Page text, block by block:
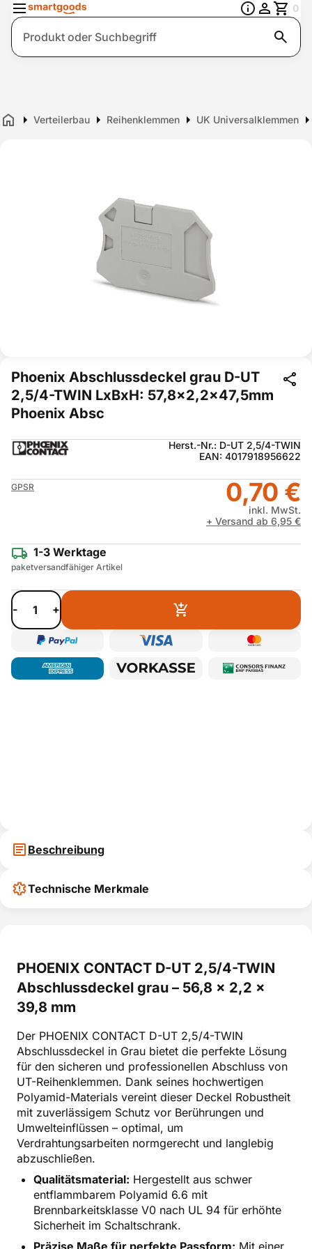
Suche
0
Home Verteilerbau Reihenklemmen UK Universalklemmen
Phoenix Abschlussdeckel grau D-UT
2,5/4-TWIN LxBxH: 57,8x2,2x47,5mm
Phoenix Absc
Herst.-Nr.: D-UT 2,5/4-TWIN
EAN: 4017918956622
GPSR 0,70 €
inkl. MwSt.
+ Versand ab 6,95 €
1-3 Werktage
paketversandfähiger Artikel
- +
Beschreibung
Technische Merkmale
PHOENIX CONTACT D-UT 2,5/4-TWIN
Abschlussdeckel grau – 56,8 x 2,2 x
39,8 mm
Der PHOENIX CONTACT D-UT 2,5/4-TWIN
Abschlussdeckel in Grau bietet die perfekte Lösung
für den sicheren und professionellen Abschluss von
UT-Reihenklemmen. Dank seines hochwertigen
Polyamid-Materials vereint dieser Deckel Robustheit
mit zuverlässigem Schutz vor Berührungen und
Umwelteinflüssen – optimal, um
Verdrahtungsarbeiten normgerecht und langlebig
abzuschließen.
Qualitätsmaterial: Hergestellt aus schwer
entflammbarem Polyamid 6.6 mit
Brennbarkeitsklasse V0 nach UL 94 für erhöhte
Sicherheit im Schaltschrank.
Präzise Maße für perfekte Passform: Mit einer